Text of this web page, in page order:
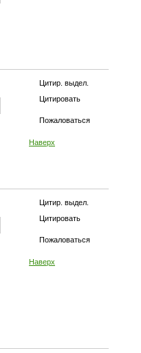
Цитир. выдел.
Цитировать
Пожаловаться
Наверх
Цитир. выдел.
Цитировать
Пожаловаться
Наверх